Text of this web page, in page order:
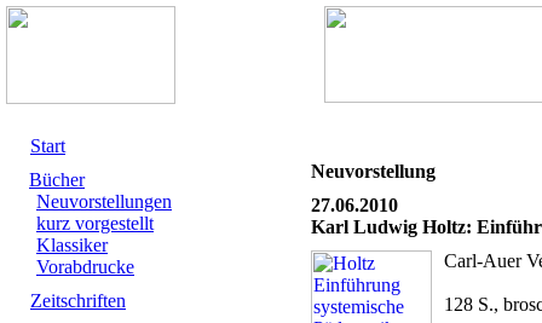
Start
Bücher
Neuvorstellungen
kurz vorgestellt
Klassiker
Vorabdrucke
Zeitschriften
Neuvorstellung
27.06.2010
Karl Ludwig Holtz:
Carl-Auer
128 S.,